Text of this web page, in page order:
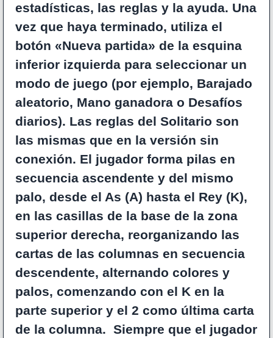
estadísticas, las reglas y la ayuda. Una
vez que haya terminado, utiliza el
botón «Nueva partida» de la esquina
inferior izquierda para seleccionar un
modo de juego (por ejemplo, Barajado
aleatorio, Mano ganadora o Desafíos
diarios). Las reglas del Solitario son
las mismas que en la versión sin
conexión. El jugador forma pilas en
secuencia ascendente y del mismo
palo, desde el As (A) hasta el Rey (K),
en las casillas de la base de la zona
superior derecha, reorganizando las
cartas de las columnas en secuencia
descendente, alternando colores y
palos, comenzando con el K en la
parte superior y el 2 como última carta
de la columna. Siempre que el jugador